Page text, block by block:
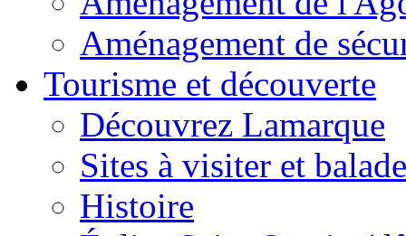
Aménagement de
Tourisme et découverte
Découvrez Lamarque
Sites à visiter et
Histoire